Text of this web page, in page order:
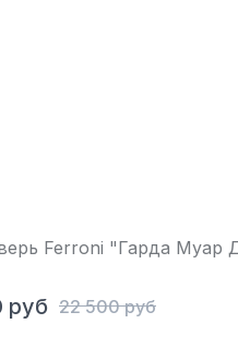
Ferroni "Гарда Муар
руб 22 500 руб